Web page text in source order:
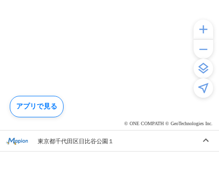
© ONE COMPATH © GeoTechnologies Inc.
東京都千代田区日比谷公園１
アプリで見る